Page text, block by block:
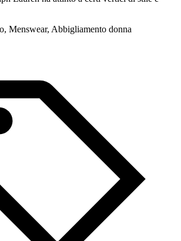
Menswear, Abbigliamento donna